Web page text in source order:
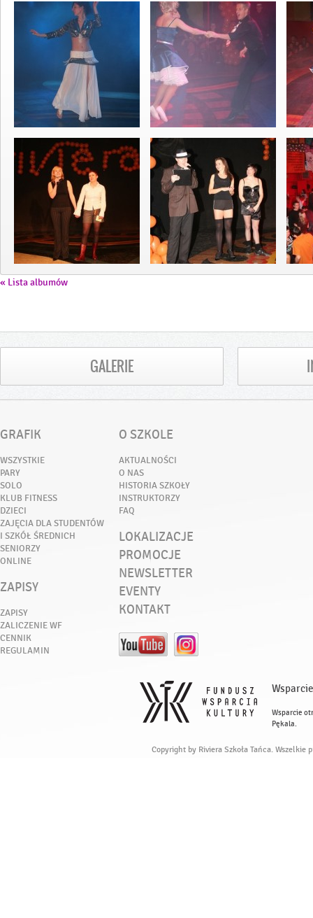
« Lista albumów
GALERIE
GRAFIK
WSZYSTKIE
PARY
SOLO
KLUB FITNESS
DZIECI
ZAJĘCIA DLA STUDENTÓW
I SZKÓŁ ŚREDNICH
SENIORZY
ONLINE
ZAPISY
ZAPISY
ZALICZENIE WF
CENNIK
REGULAMIN
O SZKOLE
AKTUALNOŚCI
O NAS
HISTORIA SZKOŁY
INSTRUKTORZY
FAQ
LOKALIZACJE
PROMOCJE
NEWSLETTER
EVENTY
KONTAKT
Wsparcie
Pękala.
Copyright by Riviera Szkoła Tańca. Wszelkie